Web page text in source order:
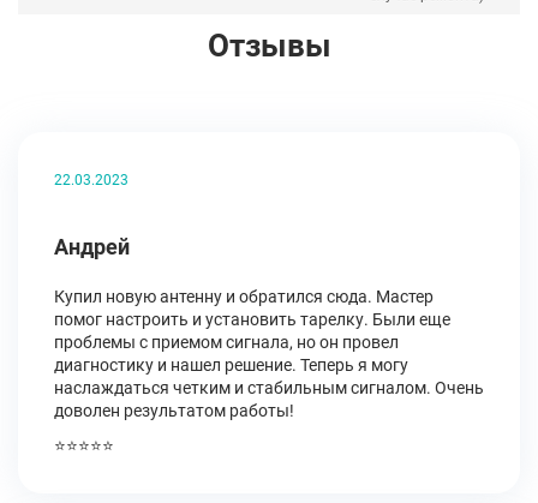
Отзывы
22.03.2023
Андрей
Купил новую антенну и обратился сюда. Мастер
помог настроить и установить тарелку. Были еще
проблемы с приемом сигнала, но он провел
диагностику и нашел решение. Теперь я могу
наслаждаться четким и стабильным сигналом. Очень
доволен результатом работы!
⭐⭐⭐⭐⭐